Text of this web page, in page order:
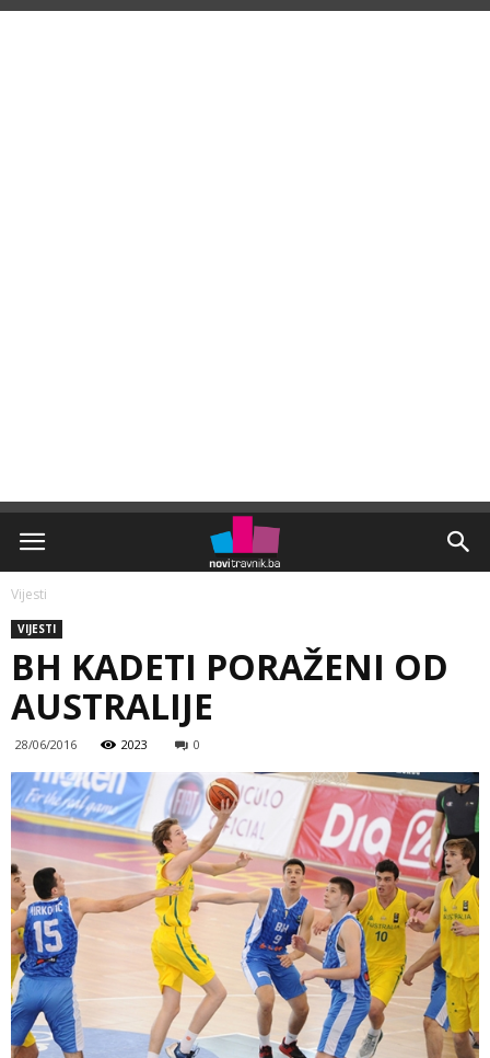
Vijesti
VIJESTI
BH KADETI PORAŽENI OD
AUSTRALIJE
28/06/2016 2023 0